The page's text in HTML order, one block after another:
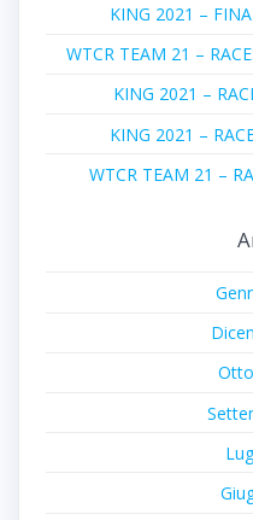
KING 2021 –
WTCR TEAM 21 –
KING 2021 –
KING 2021 –
WTCR TEAM 21 –